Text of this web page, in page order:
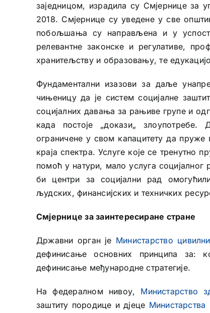
заједницом, израдила су Смјернице за
2018. Смјернице су уведене у све
побољшања су направљена и у
релевантне законске и регулативе,
хранитељству и образовању, те
Фундаментални изазови за даље
чињеницу да је систем социјалне
социјалних давања за рањиве групе и
када постоје „докази„
ограничене у свом капацитету да пруже
краја спектра. Услуге које се тренутно
помоћ у натури, мало услуга социјалног
би центри за социјални рад
људских, финансијских и техничких
Смјернице за заинтересиране стране
Државни орган је Министарство
дефинисање основних принципа за:
дефинисање међународне стратегије.
На федералном нивоу, Министарство
заштиту породице и дјеце Министарства